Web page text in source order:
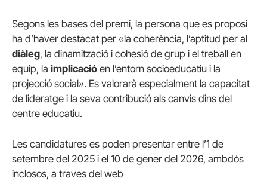
Segons les bases del premi, la persona que es proposi
ha d’haver destacat per «la coherència, l’aptitud per al
diàleg, la dinamització i cohesió de grup i el treball en
equip, la implicació en l’entorn socioeducatiu i la
projecció social». Es valorarà especialment la capacitat
de lideratge i la seva contribució als canvis dins del
centre educatiu.
Les candidatures es poden presentar entre l’1 de
setembre del 2025 i el 10 de gener del 2026, ambdós
inclosos, a traves del web